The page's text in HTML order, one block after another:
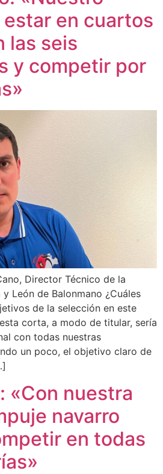
en cuartos
las seis
y competir por
Director Técnico de la
León de Balonmano ¿Cuáles
de la selección en este
corta, a modo de titular, sería
con todas nuestras
un poco, el objetivo claro de
«Con nuestra
navarro
en todas